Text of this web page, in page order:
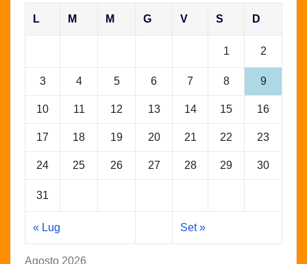
Agosto 2026
L M M G V S D
1 2
3 4 5 6 7 8 9
10 11 12 13 14 15 16
17 18 19 20 21 22 23
24 25 26 27 28 29 30
31
« Lug Set »